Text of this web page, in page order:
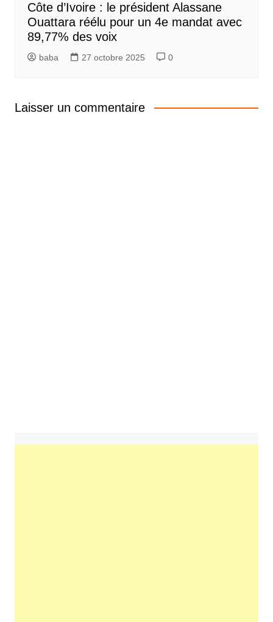
Côte d’Ivoire : le président Alassane
Ouattara réélu pour un 4e mandat avec
89,77% des voix
baba 27 octobre 2025 0
Laisser un commentaire